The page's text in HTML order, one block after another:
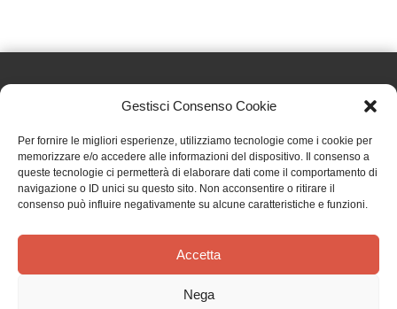
Gestisci Consenso Cookie
Per fornire le migliori esperienze, utilizziamo tecnologie come i cookie per
memorizzare e/o accedere alle informazioni del dispositivo. Il consenso a
queste tecnologie ci permetterà di elaborare dati come il comportamento di
navigazione o ID unici su questo sito. Non acconsentire o ritirare il
consenso può influire negativamente su alcune caratteristiche e funzioni.
Accetta
Nega
Effatà Editrice di Pellegrino Paolo SAS
C.F. e P.IVA 09655250018
Via Tre Denti, 1 - 10060 Cantalupa (TO)
Telefono: (+39) 0121 353452 - Fax: (+39) 0121 353839
TERMINI E CONDIZIONI